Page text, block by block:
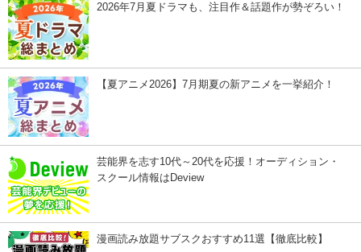
2026年7月夏ドラマも、注目作＆話題作が勢ぞろい！
【夏アニメ2026】7月期夏の新アニメを一挙紹介！
芸能界を志す10代～20代を応援！オーディション・
スクール情報はDeview
漫画読み放題サブスクおすすめ11選【徹底比較】